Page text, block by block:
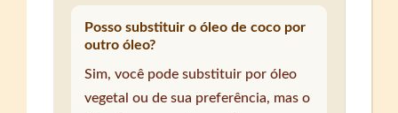
Posso substituir o óleo de coco por
outro óleo?
Sim, você pode substituir por óleo
vegetal ou de sua preferência, mas o